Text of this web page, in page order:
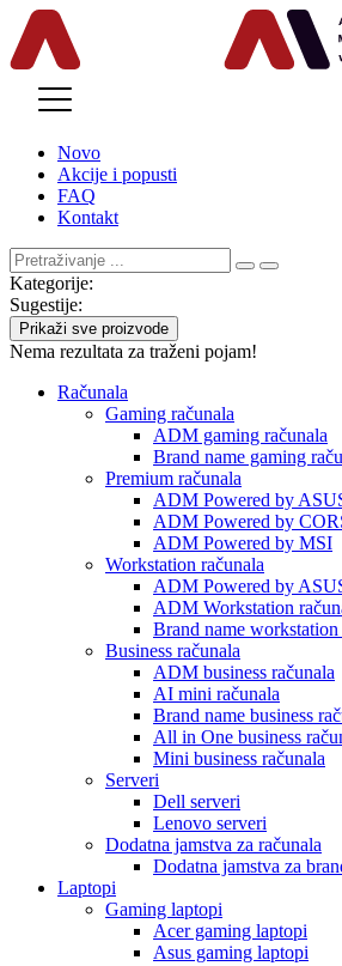
Novo
Akcije i popusti
FAQ
Kontakt
Kategorije:
Sugestije:
Prikaži sve proizvode
Nema rezultata za traženi pojam!
Računala
Gaming računala
ADM gaming računala
Brand name gaming
Premium računala
ADM Powered by
ADM Powered by
ADM Powered by MSI
Workstation računala
ADM Powered by
ADM Workstation
Brand name workstation
Business računala
ADM business računala
AI mini računala
Brand name business
All in One business
Mini business računala
Serveri
Dell serveri
Lenovo serveri
Dodatna jamstva za računala
Dodatna jamstva za
Laptopi
Gaming laptopi
Acer gaming laptopi
Asus gaming laptopi